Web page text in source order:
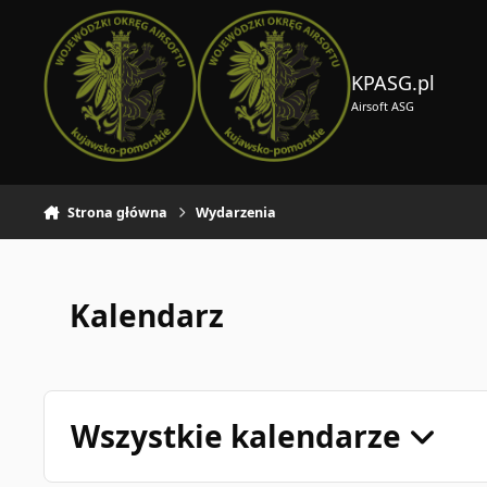
Skocz do zawartości
KPASG.pl
Airsoft ASG
Strona główna Wydarzenia
Kalendarz
Wszystkie kalendarze